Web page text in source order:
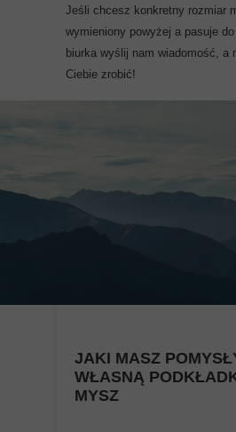
Jeśli chcesz konkretny rozmiar
wymieniony powyżej a pasuje do
biurka wyślij nam wiadomość, a
Ciebie zrobić!
JAKI MASZ
WŁASNĄ
MYSZ